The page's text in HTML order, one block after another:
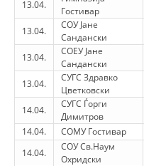
13.04.
Гостивар
13.04.
СОУ Јане
Сандански
13.04.
СОЕУ Јане
Сандански
13.04.
СУГС Здравко
Цветковски
14.04.
СУГС Ѓорги
Димитров
14.04.
СОМУ Гостивар
14.04.
СОУ Св.Наум
Охридски